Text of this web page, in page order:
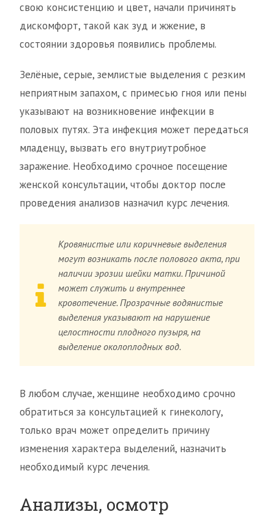
свою консистенцию и цвет, начали причинять
дискомфорт, такой как зуд и жжение, в
состоянии здоровья появились проблемы.
Зелёные, серые, землистые выделения с резким
неприятным запахом, с примесью гноя или пены
указывают на возникновение инфекции в
половых путях. Эта инфекция может передаться
младенцу, вызвать его внутриутробное
заражение. Необходимо срочное посещение
женской консультации, чтобы доктор после
проведения анализов назначил курс лечения.
Кровянистые или коричневые выделения
могут возникать после полового акта, при
наличии эрозии шейки матки. Причиной
может служить и внутреннее
кровотечение. Прозрачные водянистые
выделения указывают на нарушение
целостности плодного пузыря, на
выделение околоплодных вод.
В любом случае, женщине необходимо срочно
обратиться за консультацией к гинекологу,
только врач может определить причину
изменения характера выделений, назначить
необходимый курс лечения.
Анализы, осмотр